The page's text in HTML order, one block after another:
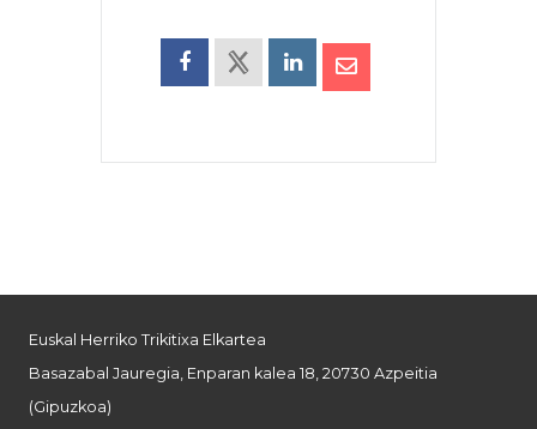
Euskal Herriko Trikitixa Elkartea
Basazabal Jauregia, Enparan kalea 18, 20730 Azpeitia
(Gipuzkoa)